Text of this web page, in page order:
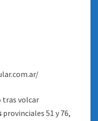
tras volcar
provinciales 51 y 76,